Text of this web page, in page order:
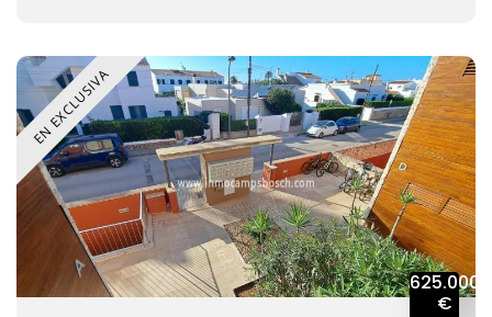
EN EXCLUSIVA
625.000
€